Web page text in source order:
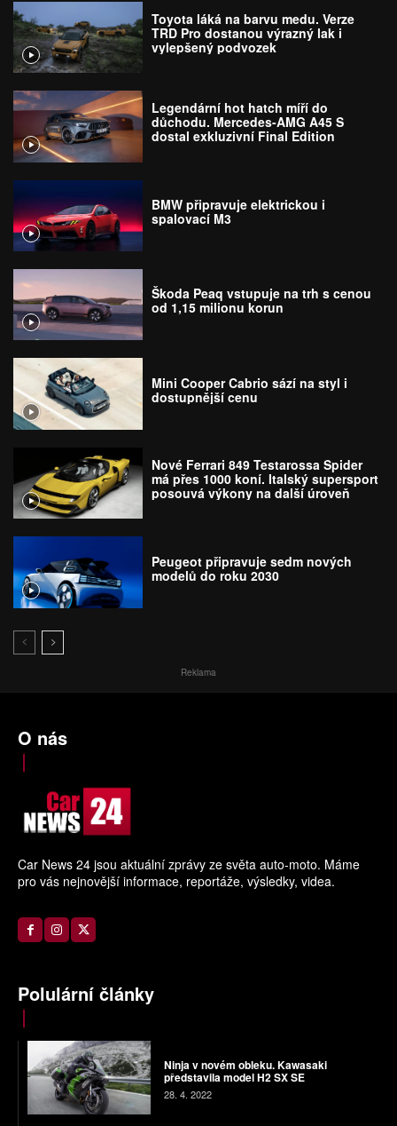
Toyota láká na barvu medu. Verze
TRD Pro dostanou výrazný lak i
vylepšený podvozek
Legendární hot hatch míří do
důchodu. Mercedes-AMG A45 S
dostal exkluzivní Final Edition
BMW připravuje elektrickou i
spalovací M3
Škoda Peaq vstupuje na trh s cenou
od 1,15 milionu korun
Mini Cooper Cabrio sází na styl i
dostupnější cenu
Nové Ferrari 849 Testarossa Spider
má přes 1000 koní. Italský supersport
posouvá výkony na další úroveň
Peugeot připravuje sedm nových
modelů do roku 2030
Reklama
O nás
Car News 24 jsou aktuální zprávy ze světa auto-moto. Máme
pro vás nejnovější informace, reportáže, výsledky, videa.
Polulární články
Ninja v novém obleku. Kawasaki
představila model H2 SX SE
28. 4. 2022